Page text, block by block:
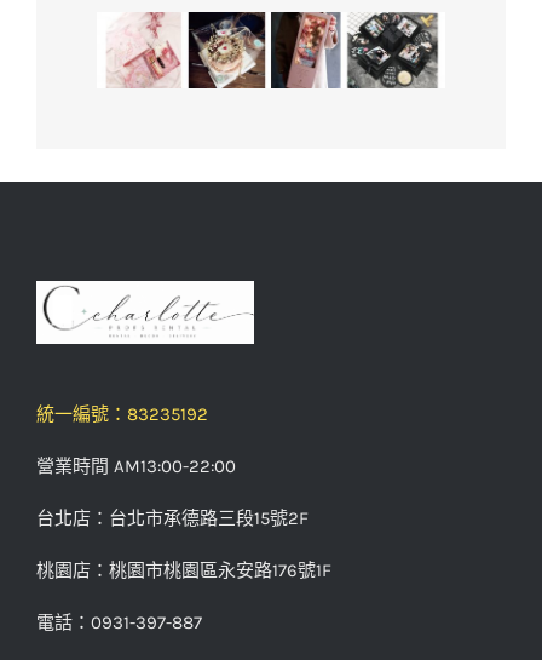
統一編號：83235192
營業時間 AM13:00-22:00
台北店：台北市承德路三段15號2F
桃園店：桃園市桃園區永安路176號1F
電話：0931-397-887